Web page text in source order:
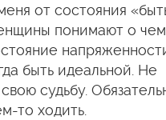
от состояния
понимают о чем
быть идеальной. Не
судьбу.
то ходить.